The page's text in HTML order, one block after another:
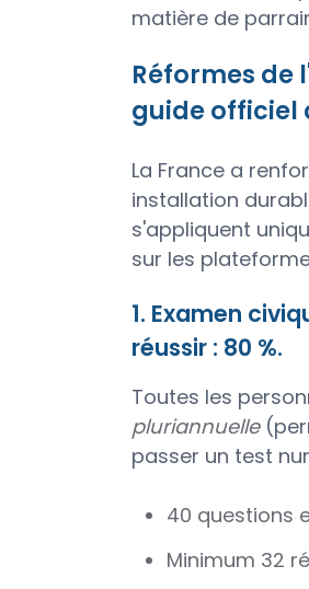
matière de
Réformes de
guide officiel
La France a
installation
s'appliquent
sur les
1. Examen
réussir : 80 %.
Toutes les
pluriannuelle
passer un test
40 questions
Minimum 32